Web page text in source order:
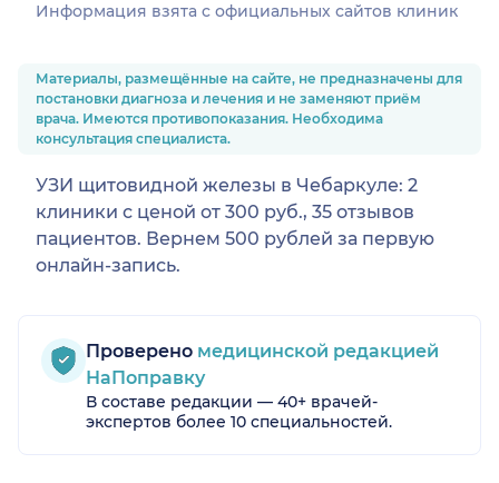
Информация взята c официальных сайтов клиник
Материалы, размещённые на сайте, не предназначены для
постановки диагноза и лечения и не заменяют приём
врача. Имеются противопоказания. Необходима
консультация специалиста.
УЗИ щитовидной железы в Чебаркуле: 2
клиники с ценой от 300 руб., 35 отзывов
пациентов. Вернем 500 рублей за первую
онлайн-запись.
Проверено медицинской редакцией
НаПоправку
В составе редакции — 40+ врачей-
экспертов более 10 специальностей.